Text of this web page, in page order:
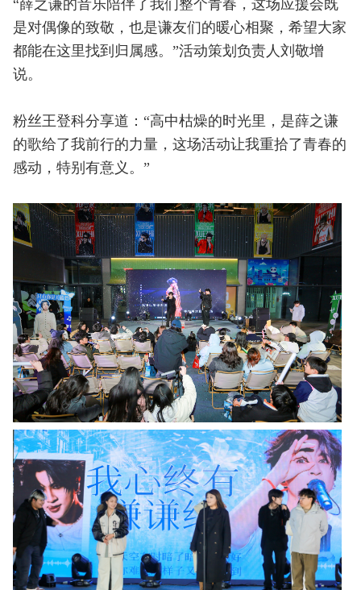
“薛之谦的音乐陪伴了我们整个青春，这场应援会既
是对偶像的致敬，也是谦友们的暖心相聚，希望大家
都能在这里找到归属感。”活动策划负责人刘敬增
说。
粉丝王登科分享道：“高中枯燥的时光里，是薛之谦
的歌给了我前行的力量，这场活动让我重拾了青春的
感动，特别有意义。”